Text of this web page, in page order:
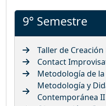
9° Semestre
Taller de Creación
Contact
Metodología de
Metodología y
Contemporánea II